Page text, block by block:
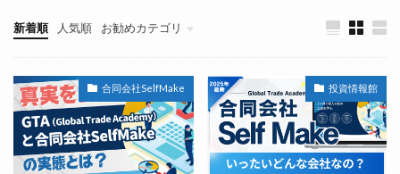
新着順 人気順 お勧めカテゴリ
合同会社SelfMake
合同会社SelfMake 投資情報館